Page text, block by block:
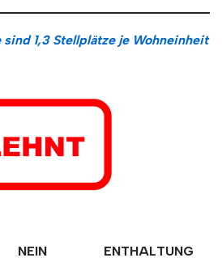
1,3 Stellplätze je Wohneinheit
NEIN ENTHALTUNG